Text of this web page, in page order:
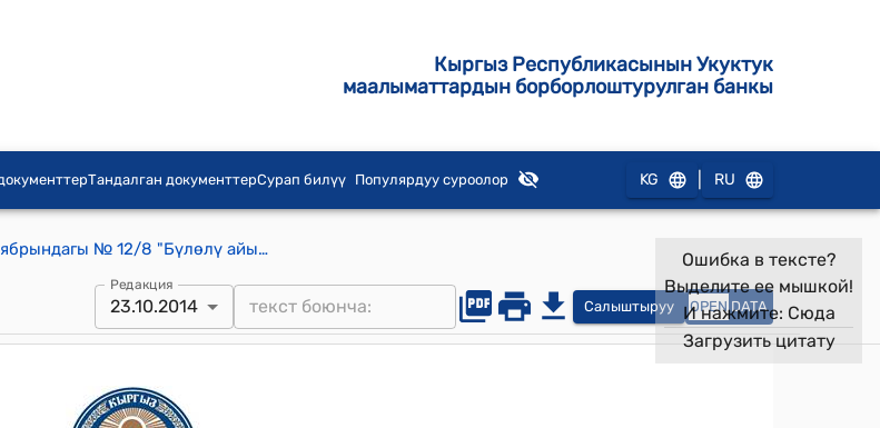
Кыргыз Республикасынын Укуктук
маалыматтардын борборлоштурулган банкы
Тандалган документтерСурап билүү Популярдуу суроолор KG RU
Бүлөлү айылдык кеңешинин 2014-жылдын 12-ноябрындагы № 12/8 "Бүлөлү айыл өкмөтүндө 6 айдын жыйынтыгы боюнча салыктардын топтолушунун жана бюджеттик каражаттардын мыйзамдуу пайдаланышынын абалын кароо жөнүндө" токтому
Редакция
23.10.2014 Салыштыруу OPEN DATA
Ошибка в тексте?
Выделите ее мышкой!
И нажмите: Сюда
Загрузить цитату